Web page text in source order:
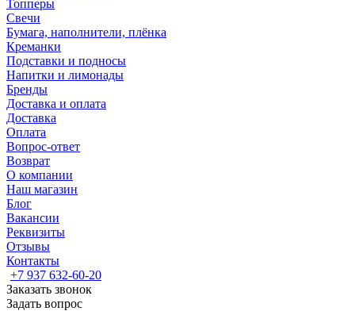
Топперы
Свечи
Бумага, наполнители, плёнка
Креманки
Подставки и подносы
Напитки и лимонады
Бренды
Доставка и оплата
Доставка
Оплата
Вопрос-ответ
Возврат
О компании
Наш магазин
Блог
Вакансии
Реквизиты
Отзывы
Контакты
+7 937 632-60-20
Заказать звонок
Задать вопрос